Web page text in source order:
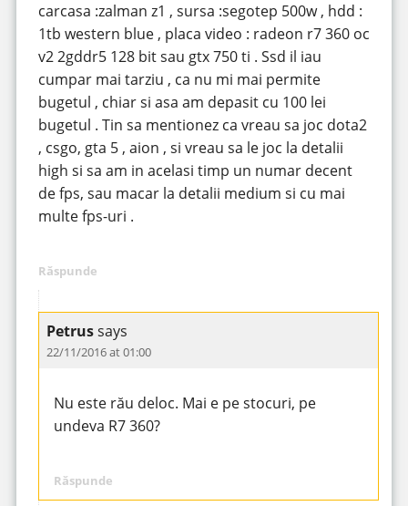
carcasa :zalman z1 , sursa :segotep 500w , hdd :
1tb western blue , placa video : radeon r7 360 oc
v2 2gddr5 128 bit sau gtx 750 ti . Ssd il iau
cumpar mai tarziu , ca nu mi mai permite
bugetul , chiar si asa am depasit cu 100 lei
bugetul . Tin sa mentionez ca vreau sa joc dota2
, csgo, gta 5 , aion , si vreau sa le joc la detalii
high si sa am in acelasi timp un numar decent
de fps, sau macar la detalii medium si cu mai
multe fps-uri .
Răspunde
Petrussays
22/11/2016 at 01:00
Nu este rău deloc. Mai e pe stocuri, pe
undeva R7 360?
Răspunde